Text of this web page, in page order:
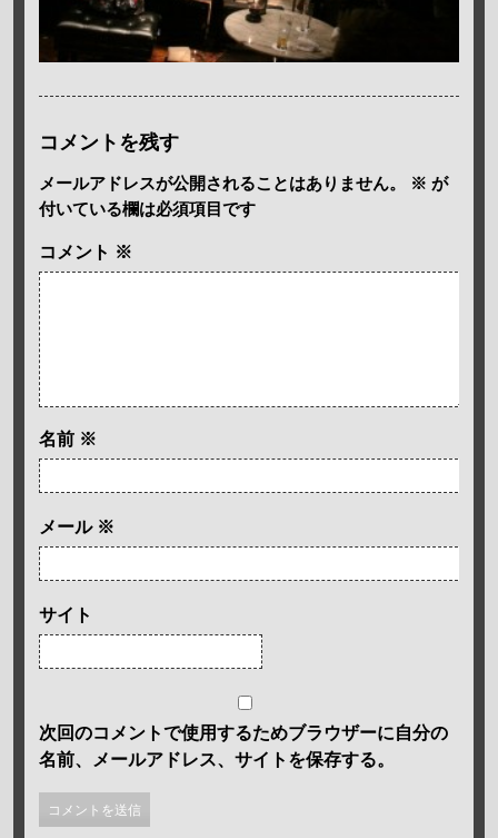
コメントを残す
メールアドレスが公開されることはありません。 ※ が
付いている欄は必須項目です
コメント ※
名前 ※
メール ※
サイト
次回のコメントで使用するためブラウザーに自分の
名前、メールアドレス、サイトを保存する。